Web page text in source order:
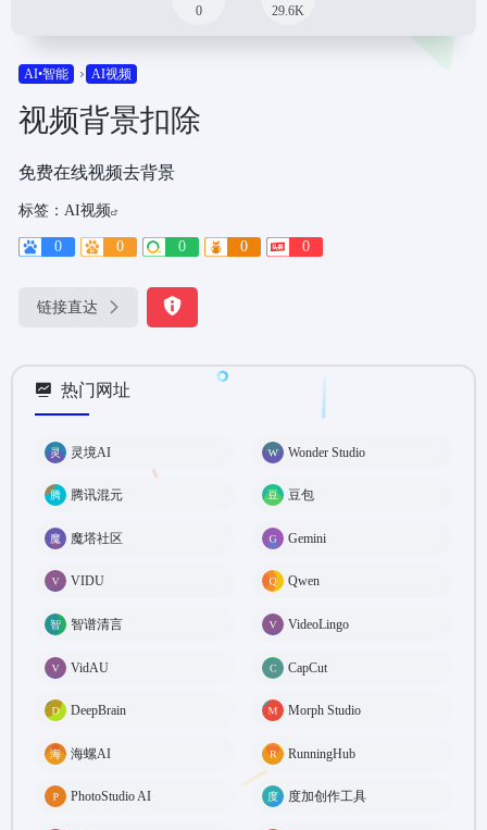
0 29.6K
AI•智能 AI视频
视频背景扣除
免费在线视频去背景
标签： AI视频
0 0 0 0 0
链接直达
热门网址
灵境AI Wonder Studio
腾讯混元 豆包
魔塔社区 Gemini
VIDU Qwen
智谱清言 VideoLingo
VidAU CapCut
DeepBrain Morph Studio
海螺AI RunningHub
PhotoStudio AI 度加创作工具